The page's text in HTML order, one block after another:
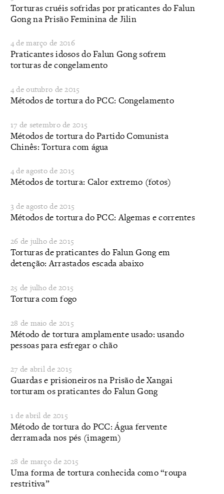
Torturas cruéis sofridas por praticantes do Falun
Gong na Prisão Feminina de Jilin
4 de março de 2016
Praticantes idosos do Falun Gong sofrem
torturas de congelamento
4 de outubro de 2015
Métodos de tortura do PCC: Congelamento
17 de setembro de 2015
Métodos de tortura do Partido Comunista
Chinês: Tortura com água
4 de agosto de 2015
Métodos de tortura: Calor extremo (fotos)
3 de agosto de 2015
Métodos de tortura do PCC: Algemas e correntes
26 de julho de 2015
Torturas de praticantes do Falun Gong em
detenção: Arrastados escada abaixo
25 de julho de 2015
Tortura com fogo
28 de maio de 2015
Método de tortura amplamente usado: usando
pessoas para esfregar o chão
27 de abril de 2015
Guardas e prisioneiros na Prisão de Xangai
torturam os praticantes do Falun Gong
1 de abril de 2015
Método de tortura do PCC: Água fervente
derramada nos pés (imagem)
28 de março de 2015
​Uma forma de tortura conhecida como “roupa
restritiva”